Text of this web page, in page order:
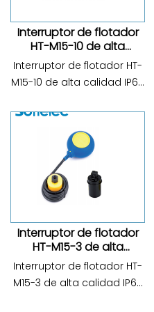
Interruptor de flotador
HT-M15-10 de alta
calidad IP68 CA 220 V
Interruptor de flotador HT-
M15-10 de alta calidad IP68
M15-10; Voltaje nominal: CA
110/220 V; Corriente
máxima: CA 16 (4) A;
Frecuencia: 50/60 Hz;
Temperatura máxima de
uso: 60 ℃; G...
Interruptor de flotador
HT-M15-3 de alta
calidad IP68 CA 220 V
Interruptor de flotador HT-
M15-3 de alta calidad IP68